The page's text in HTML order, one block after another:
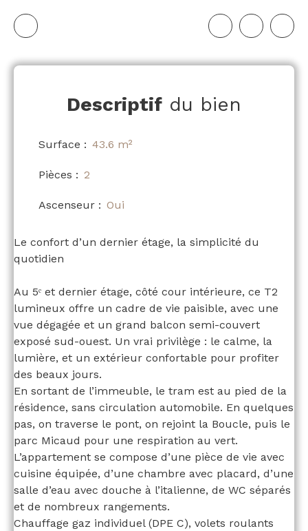
Descriptif du bien
Surface : 43.6 m²
Pièces : 2
Ascenseur : Oui
Le confort d’un dernier étage, la simplicité du
quotidien
Au 5ᵉ et dernier étage, côté cour intérieure, ce T2
lumineux offre un cadre de vie paisible, avec une
vue dégagée et un grand balcon semi-couvert
exposé sud-ouest. Un vrai privilège : le calme, la
lumière, et un extérieur confortable pour profiter
des beaux jours.
En sortant de l’immeuble, le tram est au pied de la
résidence, sans circulation automobile. En quelques
pas, on traverse le pont, on rejoint la Boucle, puis le
parc Micaud pour une respiration au vert.
L’appartement se compose d’une pièce de vie avec
cuisine équipée, d’une chambre avec placard, d’une
salle d’eau avec douche à l’italienne, de WC séparés
et de nombreux rangements.
Chauffage gaz individuel (DPE C), volets roulants